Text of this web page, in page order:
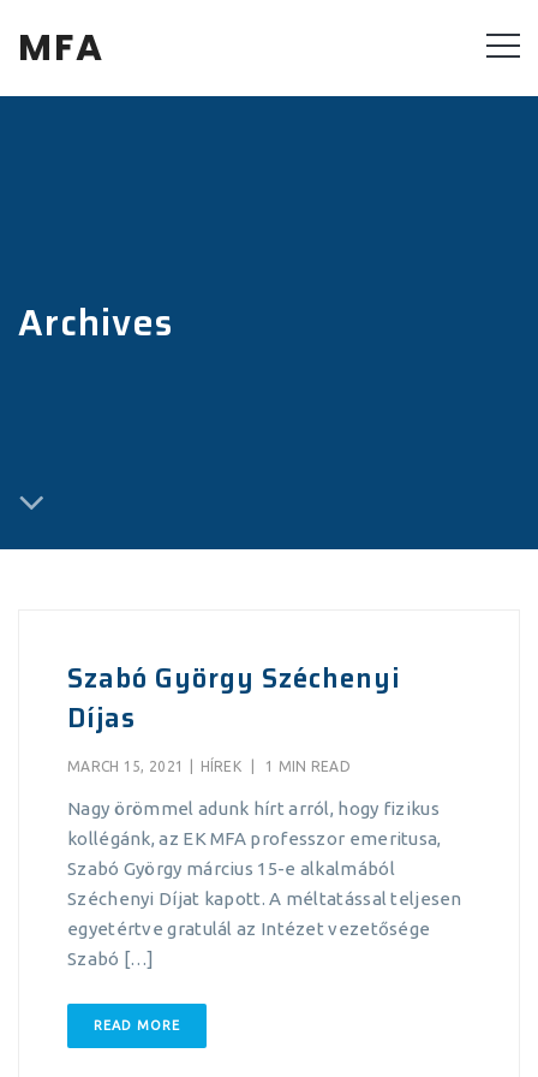
MFA
Archives
Szabó György Széchenyi
Díjas
MARCH 15, 2021 HÍREK 1 MIN READ
Nagy örömmel adunk hírt arról, hogy fizikus
kollégánk, az EK MFA professzor emeritusa,
Szabó György március 15-e alkalmából
Széchenyi Díjat kapott. A méltatással teljesen
egyetértve gratulál az Intézet vezetősége
Szabó […]
READ MORE